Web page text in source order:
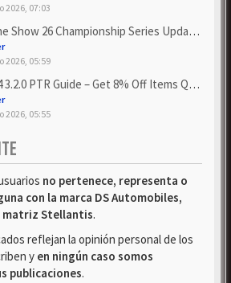
2026, 07:03
26 Championship Series Update! Get Cheap & ...
2026, 05:59
PTR Guide – Get 8% Off Items Quickly to Test ...
2026, 05:55
no pertenece, representa o
con la marca DS Automobiles,
matriz Stellantis.
reflejan la opinión personal de los
y en ningún caso somos
publicaciones.